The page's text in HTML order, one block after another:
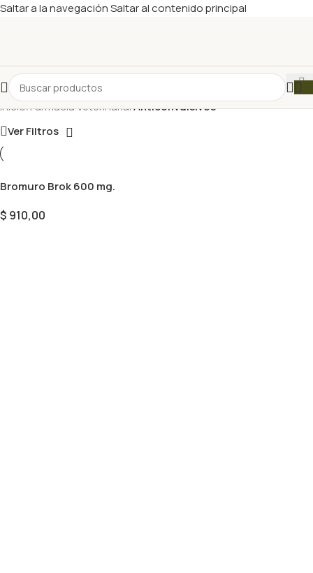
Saltar a la navegaciónSaltar al contenido principal
Inicio/Farmacia Veterinaria/Anticonvulsivos
Ver Filtros
Bromuro Brok 600 mg.
$ 910,00